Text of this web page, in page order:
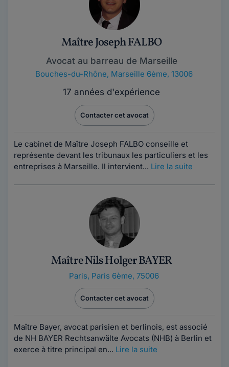
Maître Joseph FALBO
Avocat au barreau de Marseille
Bouches-du-Rhône, Marseille 6ème, 13006
17 années d'expérience
Contacter cet avocat
Le cabinet de Maître Joseph FALBO conseille et
représente devant les tribunaux les particuliers et les
entreprises à Marseille. Il intervient... Lire la suite
Maître Nils Holger BAYER
Paris, Paris 6ème, 75006
Contacter cet avocat
Maître Bayer, avocat parisien et berlinois, est associé
de NH BAYER Rechtsanwälte Avocats (NHB) à Berlin et
exerce à titre principal en... Lire la suite